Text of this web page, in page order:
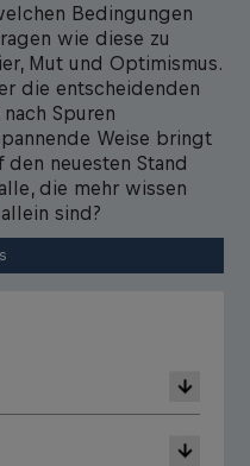
Bedingungen
wie diese zu
Mut und Optimismus.
die entscheidenden
Spuren
Weise bringt
neuesten Stand
die mehr wissen
sind?